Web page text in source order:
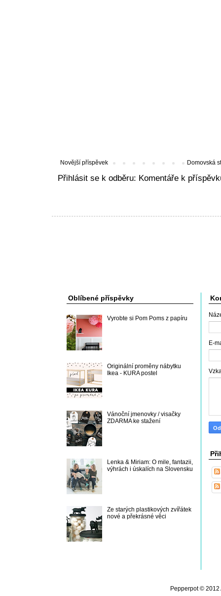
Novější příspěvek Domovská
Přihlásit se k odběru: Komentáře k
Oblíbené příspěvky
Vyrobte si Pom Poms z papíru
Originální proměny nábytku
Ikea - KURA postel
Vánoční jmenovky / visačky
ZDARMA ke stažení
Lenka & Miriam: O mile, fantazii,
výhrách i úskalích na Slovensku
Ze starých plastikových zvířátek
nové a překrásné věci
E-
Pepperpot ©